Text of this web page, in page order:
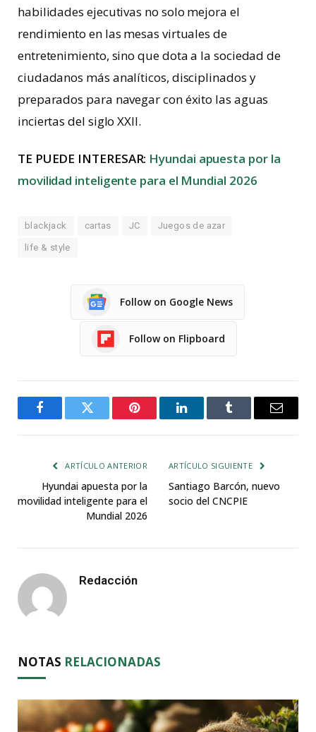
habilidades ejecutivas no solo mejora el
rendimiento en las mesas virtuales de
entretenimiento, sino que dota a la sociedad de
ciudadanos más analíticos, disciplinados y
preparados para navegar con éxito las aguas
inciertas del siglo XXII.
TE PUEDE INTERESAR: Hyundai apuesta por la
movilidad inteligente para el Mundial 2026
blackjack cartas JC Juegos de azar
life & style
Follow on Google News
Follow on Flipboard
FacebookTwitter Pinterest LinkedInTumblr Email
ARTÍCULO ANTERIOR
Hyundai apuesta por la
movilidad inteligente para el
Mundial 2026
ARTÍCULO SIGUIENTE
Santiago Barcón, nuevo
socio del CNCPIE
Redacción
NOTAS RELACIONADAS